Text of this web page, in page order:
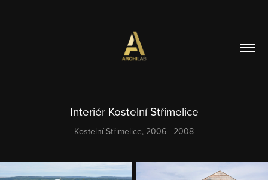
Interiér Kostelní Střimelice
Kostelní Střimelice, 2006 - 2008